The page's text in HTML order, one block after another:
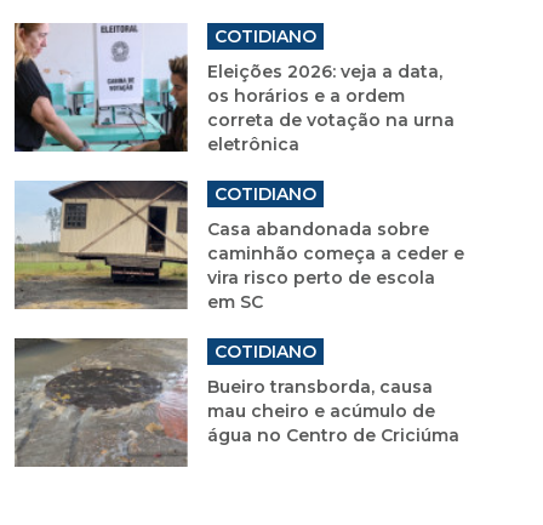
COTIDIANO
Eleições 2026: veja a data,
os horários e a ordem
correta de votação na urna
eletrônica
COTIDIANO
Casa abandonada sobre
caminhão começa a ceder e
vira risco perto de escola
em SC
COTIDIANO
Bueiro transborda, causa
mau cheiro e acúmulo de
água no Centro de Criciúma